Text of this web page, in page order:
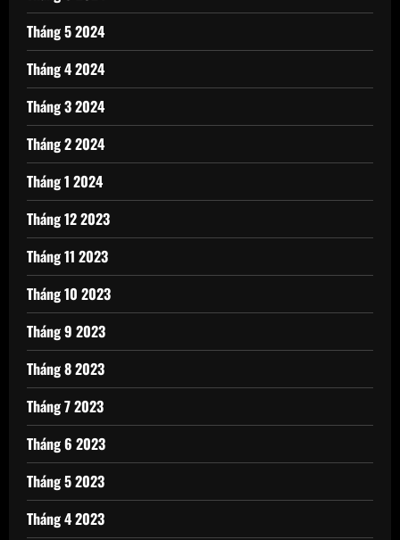
Tháng 5 2024
Tháng 4 2024
Tháng 3 2024
Tháng 2 2024
Tháng 1 2024
Tháng 12 2023
Tháng 11 2023
Tháng 10 2023
Tháng 9 2023
Tháng 8 2023
Tháng 7 2023
Tháng 6 2023
Tháng 5 2023
Tháng 4 2023